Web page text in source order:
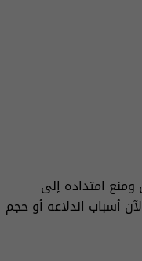
امتداده إلى
أسباب اندلاعه أو حجم